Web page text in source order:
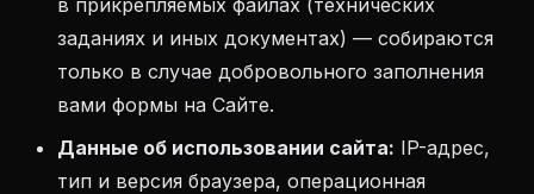
в прикрепляемых файлах (технических
заданиях и иных документах) — собираются
только в случае добровольного заполнения
вами формы на Сайте.
Данные об использовании сайта: IP-адрес,
тип и версия браузера, операционная